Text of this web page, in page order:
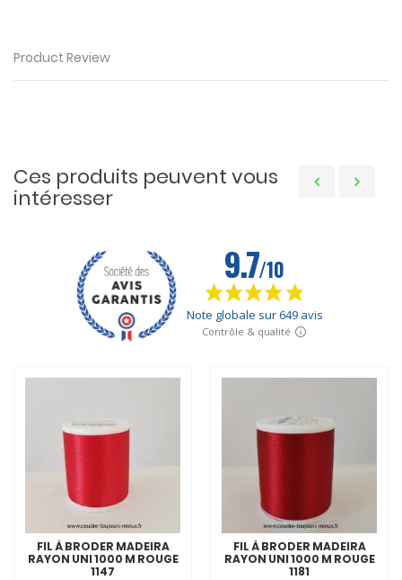
Product Review
Ces produits peuvent vous
intéresser
FIL À BRODER MADEIRA
RAYON UNI 1000 M ROUGE
1147
FIL À BRODER MADEIRA
RAYON UNI 1000 M ROUGE
1181